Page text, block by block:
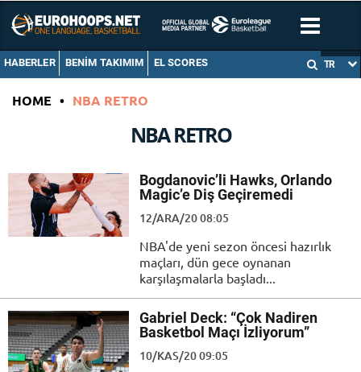
HABERLER BENIM TAKIMIM EL SCORES TR
HOME • NBA RETRO
NBA RETRO
Bogdanovic’li Hawks, Orlando
Magic’e Diş Geçiremedi
12/ARA/20 08:05
NBA'de yeni sezon öncesi hazırlık
maçları, dün gece oynanan
karşılaşmalarla başladı...
Gabriel Deck: “Çok Nadiren
Basketbol Maçı İzliyorum”
10/KAS/20 09:05